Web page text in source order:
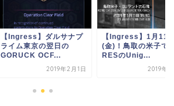
【Ingress】ダルサナプ
ライム東京の翌日の
GORUCK OCF...
2019年2月1日
【Ingress】1月11
(金)！鳥取の米子で
RESのUnig...
2019年1